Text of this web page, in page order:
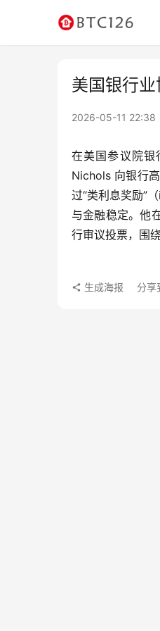
美国银行
2026-05-11 22:38
在美国参议院银
Nichols 向银行
过“类利息奖励”
与金融稳定。他
行审议投票，围
生成海报 分享